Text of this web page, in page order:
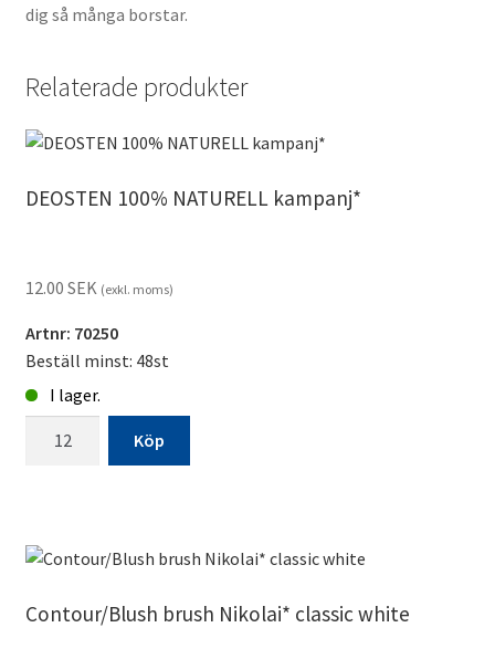
dig så många borstar.
Relaterade produkter
DEOSTEN 100% NATURELL kampanj*
12.00 SEK (exkl. moms)
Artnr: 70250
Beställ minst: 48st
I lager.
Köp
Contour/Blush brush Nikolai* classic white